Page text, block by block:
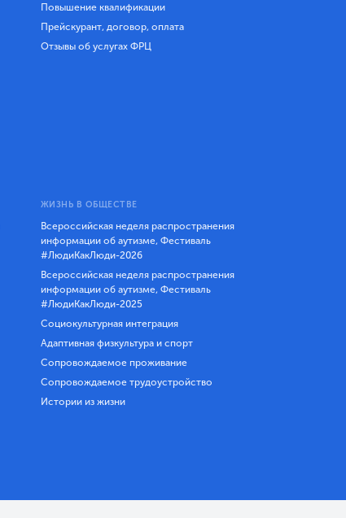
Повышение квалификации
Прейскурант, договор, оплата
Отзывы об услугах ФРЦ
ЖИЗНЬ В ОБЩЕСТВЕ
Всероссийская неделя распространения
информации об аутизме, Фестиваль
#ЛюдиКакЛюди-2026
Всероссийская неделя распространения
информации об аутизме, Фестиваль
#ЛюдиКакЛюди-2025
Социокультурная интеграция
Адаптивная физкультура и спорт
Сопровождаемое проживание
Сопровождаемое трудоустройство
Истории из жизни